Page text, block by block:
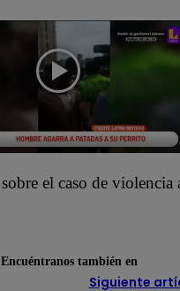
el caso de
Siguiente
Encuéntranos también en